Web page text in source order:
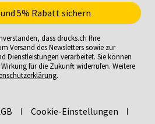
dass drucks.ch Ihre
Versand des Newsletters sowie zur
Dienstleistungen verarbeitet. Sie können
für die Zukunft widerrufen. Weitere
.
Cookie-Einstellungen